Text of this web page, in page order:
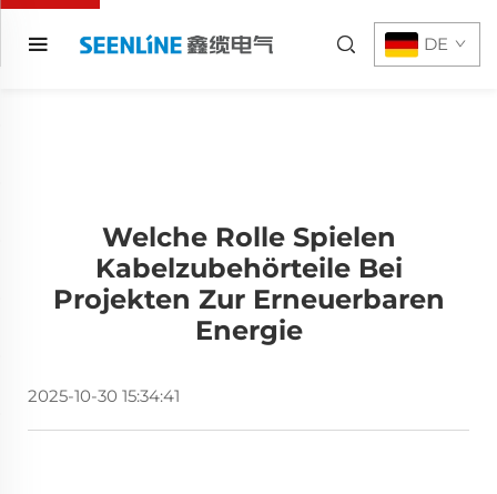
DE
Welche Rolle Spielen
Kabelzubehörteile Bei
Projekten Zur Erneuerbaren
Energie
2025-10-30 15:34:41